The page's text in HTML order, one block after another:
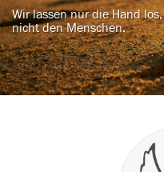
Wir lassen nur die Hand los,
nicht den Menschen.